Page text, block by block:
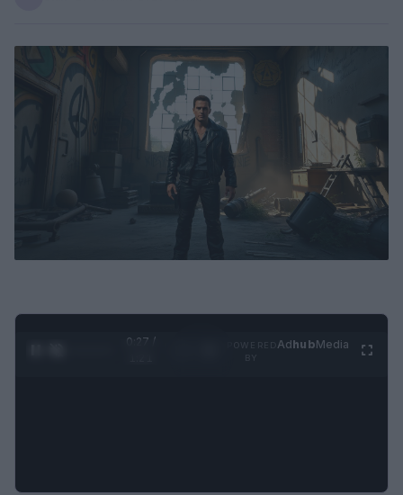
0:28 /
AdhubMedia